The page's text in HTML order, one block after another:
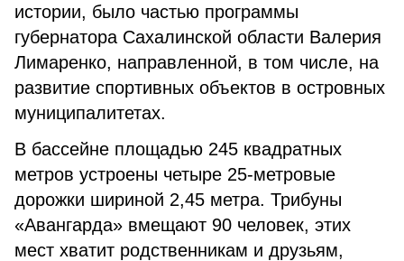
истории, было частью программы
губернатора Сахалинской области Валерия
Лимаренко, направленной, в том числе, на
развитие спортивных объектов в островных
муниципалитетах.
В бассейне площадью 245 квадратных
метров устроены четыре 25-метровые
дорожки шириной 2,45 метра. Трибуны
«Авангарда» вмещают 90 человек, этих
мест хватит родственникам и друзьям,